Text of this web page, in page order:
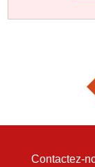
Contactez-